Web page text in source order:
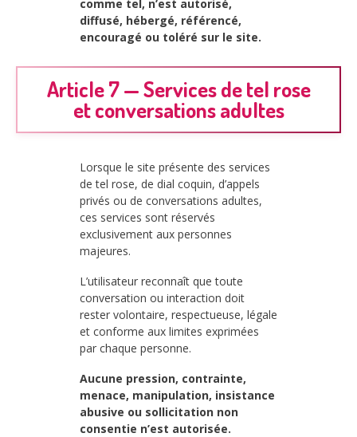
comme tel, n’est autorisé,
diffusé, hébergé, référencé,
encouragé ou toléré sur le site.
Article 7 — Services de tel rose
et conversations adultes
Lorsque le site présente des services
de tel rose, de dial coquin, d’appels
privés ou de conversations adultes,
ces services sont réservés
exclusivement aux personnes
majeures.
L’utilisateur reconnaît que toute
conversation ou interaction doit
rester volontaire, respectueuse, légale
et conforme aux limites exprimées
par chaque personne.
Aucune pression, contrainte,
menace, manipulation, insistance
abusive ou sollicitation non
consentie n’est autorisée.